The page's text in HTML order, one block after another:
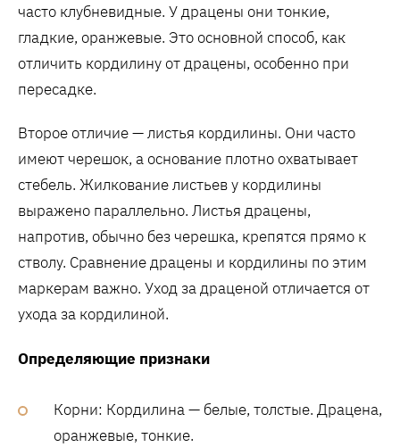
часто клубневидные. У драцены они тонкие,
гладкие, оранжевые. Это основной способ, как
отличить кордилину от драцены, особенно при
пересадке.
Второе отличие — листья кордилины. Они часто
имеют черешок, а основание плотно охватывает
стебель. Жилкование листьев у кордилины
выражено параллельно. Листья драцены,
напротив, обычно без черешка, крепятся прямо к
стволу. Сравнение драцены и кордилины по этим
маркерам важно. Уход за драценой отличается от
ухода за кордилиной.
Определяющие признаки
Корни: Кордилина — белые, толстые. Драцена,
оранжевые, тонкие.